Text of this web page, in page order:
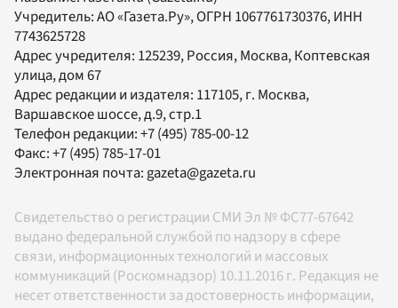
Учредитель:АО «Газета.Ру», ОГРН 1067761730376, ИНН
7743625728
Адрес учредителя: 125239, Россия, Москва, Коптевская
улица, дом 67
Адрес редакции и издателя: 117105, г. Москва,
Варшавское шоссе, д.9, стр.1
Телефон редакции:+7 (495) 785-00-12
Факс:+7 (495) 785-17-01
Электронная почта: gazeta@gazeta.ru
Свидетельство о регистрации СМИ Эл № ФС77-67642
выдано федеральной службой по надзору в сфере
связи, информационных технологий и массовых
коммуникаций (Роскомнадзор) 10.11.2016 г. Редакция не
несет ответственности за достоверность информации,